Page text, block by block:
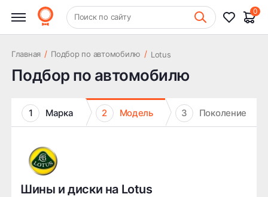
+7 (831) 261-35-35 Шиномонтаж
Поиск по сайту
0
Главная / Подбор по автомобилю / Lotus
Подбор по автомобилю
1 Марка 2 Модель 3 Поколение
Шины и диски на Lotus